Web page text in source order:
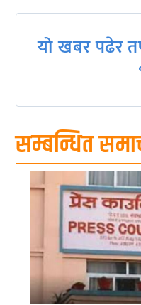
यो खबर पढेर
सम्बन्धित